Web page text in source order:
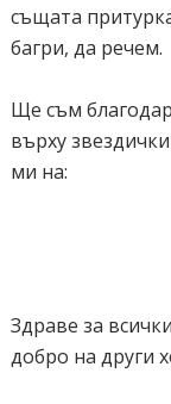
font-
същата
багри, да речем.
Ще съм
върху
ми на:
Здраве за
добро на други